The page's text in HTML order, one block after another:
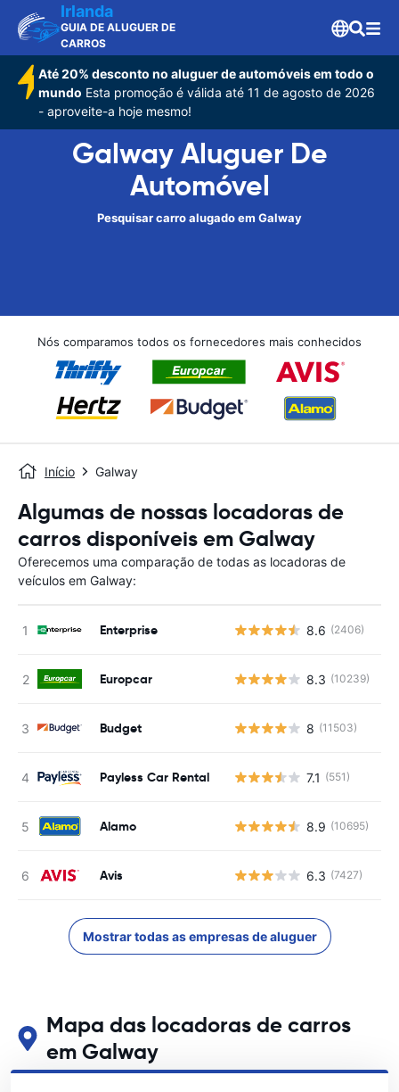
Irlanda
GUIA DE ALUGUER DE
CARROS
Até 20% desconto no aluguer de automóveis em todo o
mundo Esta promoção é válida até 11 de agosto de 2026
- aproveite-a hoje mesmo!
Galway Aluguer De
Automóvel
Pesquisar carro alugado em Galway
Nós comparamos todos os fornecedores mais conhecidos
Início Galway
Algumas de nossas locadoras de
carros disponíveis em Galway
Oferecemos uma comparação de todas as locadoras de
veículos em Galway:
Enterprise 8.6 (2406)
Europcar 8.3 (10239)
Budget 8 (11503)
Payless Car Rental 7.1 (551)
Alamo 8.9 (10695)
Avis 6.3 (7427)
Mostrar todas as empresas de aluguer
Mapa das locadoras de carros
em Galway
Veja nossos principais locais de aluguel de carros em Galway